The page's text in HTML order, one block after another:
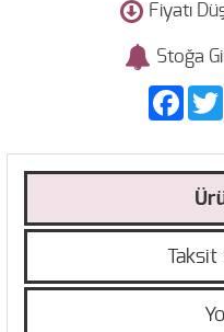
Fiyatı
Stoğa